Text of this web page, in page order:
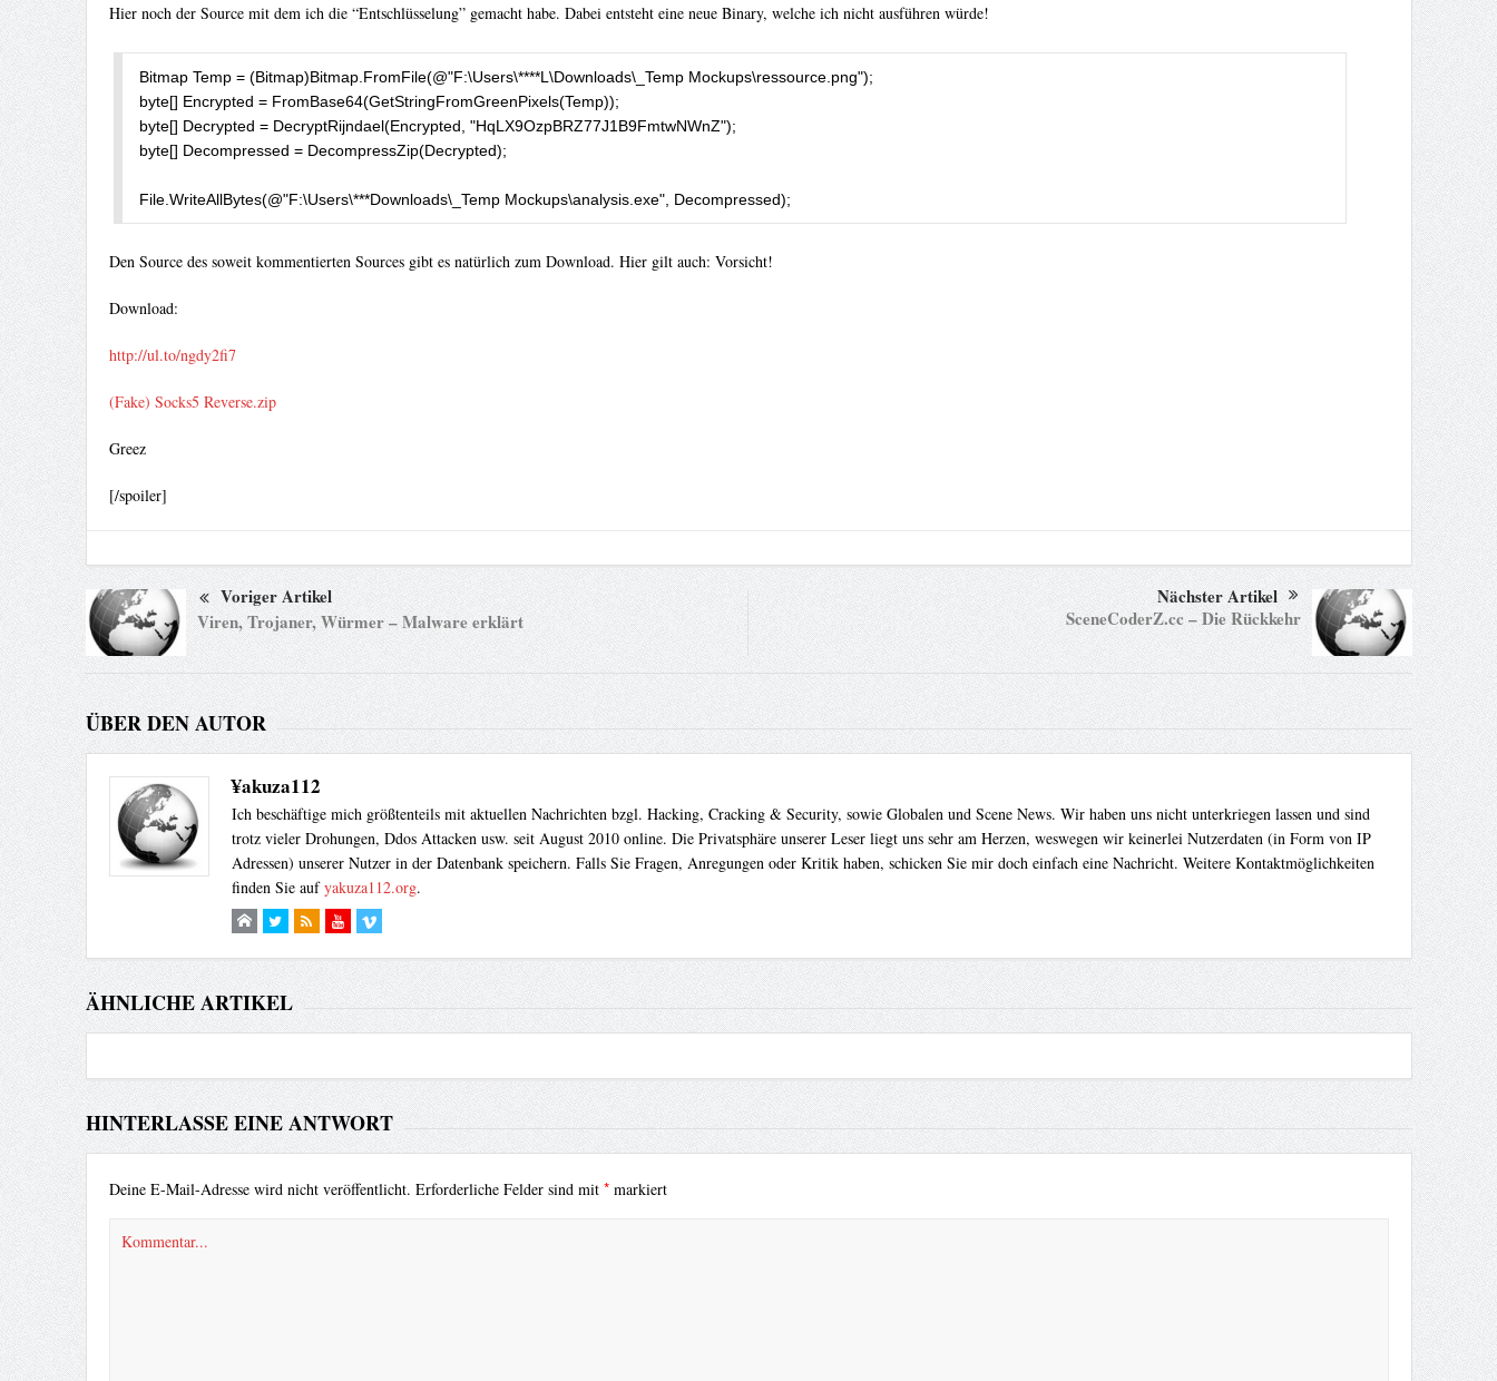
Hier noch der Source mit dem ich die “Entschlüsselung” gemacht habe. Dabei entsteht eine neue Binary, welche ich nicht ausführen würde!
Bitmap Temp = (Bitmap)Bitmap.FromFile(@"F:\Users\****L\Downloads\_Temp Mockups\ressource.png");
byte[] Encrypted = FromBase64(GetStringFromGreenPixels(Temp));
byte[] Decrypted = DecryptRijndael(Encrypted, "HqLX9OzpBRZ77J1B9FmtwNWnZ");
byte[] Decompressed = DecompressZip(Decrypted);
File.WriteAllBytes(@"F:\Users\***Downloads\_Temp Mockups\analysis.exe", Decompressed);
Den Source des soweit kommentierten Sources gibt es natürlich zum Download. Hier gilt auch: Vorsicht!
Download:
http://ul.to/ngdy2fi7
(Fake) Socks5 Reverse.zip
Greez
[/spoiler]
Voriger Artikel
Viren, Trojaner, Würmer – Malware erklärt
Nächster Artikel
SceneCoderZ.cc – Die Rückkehr
ÜBER DEN AUTOR
¥akuza112
Ich beschäftige mich größtenteils mit aktuellen Nachrichten bzgl. Hacking, Cracking & Security, sowie Globalen und Scene News. Wir haben uns nicht unterkriegen lassen und sind
trotz vieler Drohungen, Ddos Attacken usw. seit August 2010 online. Die Privatsphäre unserer Leser liegt uns sehr am Herzen, weswegen wir keinerlei Nutzerdaten (in Form von IP
Adressen) unserer Nutzer in der Datenbank speichern. Falls Sie Fragen, Anregungen oder Kritik haben, schicken Sie mir doch einfach eine Nachricht. Weitere Kontaktmöglichkeiten
finden Sie aufyakuza112.org.
ÄHNLICHE ARTIKEL
HINTERLASSE EINE ANTWORT
Deine E-Mail-Adresse wird nicht veröffentlicht. Erforderliche Felder sind mit *markiert